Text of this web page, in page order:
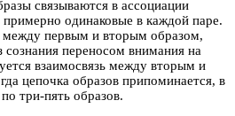
связываются в ассоциации
одинаковые в каждой паре.
между первым и вторым образом,
сознания переносом внимания на
взаимосвязь между вторым и
цепочка образов припоминается, в
три-пять образов.